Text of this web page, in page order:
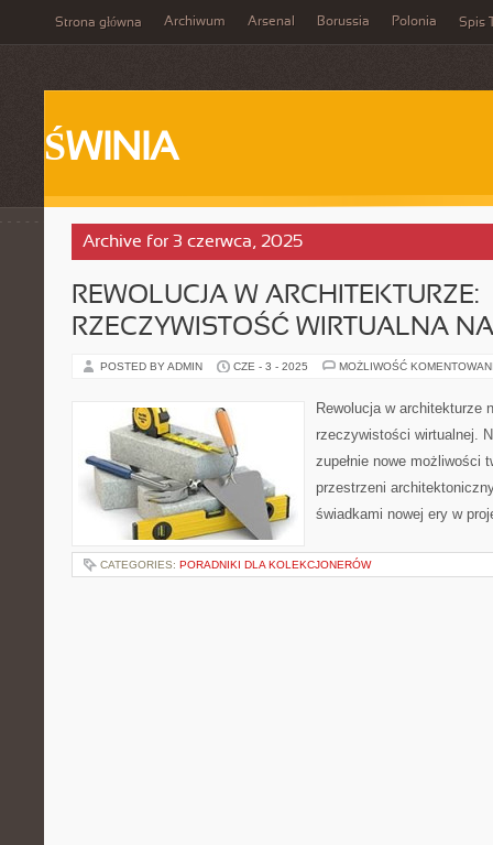
Strona główna Archiwum Arsenal Borussia Polonia Spis
ŚWINIA
Archive for 3 czerwca, 2025
REWOLUCJA W ARCHITEKTURZE:
RZECZYWISTOŚĆ WIRTUALNA
POSTED BY ADMIN CZE - 3 - 2025 MOŻLIWOŚĆ
Rewolucja w architekturze
rzeczywistości wirtualnej.
zupełnie nowe możliwości
przestrzeni
świadkami nowej ery w
CATEGORIES: PORADNIKI DLA KOLEKCJONERÓW